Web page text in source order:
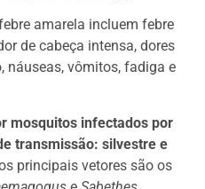
amarela incluem febre
de cabeça intensa, dores
náuseas, vômitos, fadiga e
mosquitos infectados por
transmissão: silvestre e
principais vetores são os